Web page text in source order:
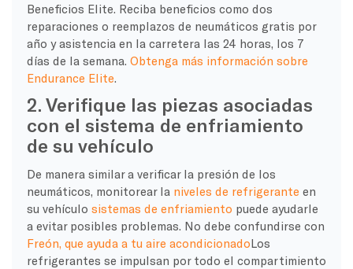
Beneficios Elite. Reciba beneficios como dos
reparaciones o reemplazos de neumáticos gratis por
año y asistencia en la carretera las 24 horas, los 7
días de la semana. Obtenga más información sobre
Endurance Elite
2. Verifique las piezas asociadas
con el sistema de enfriamiento
de su vehículo
De manera similar a verificar la presión de los
neumáticos, monitorear la niveles de refrigerante en
su vehículo sistemas de enfriamiento puede ayudarle
a evitar posibles problemas. No debe confundirse con
Freón, que ayuda a tu aire acondicionadoLos
refrigerantes se impulsan por todo el compartimiento